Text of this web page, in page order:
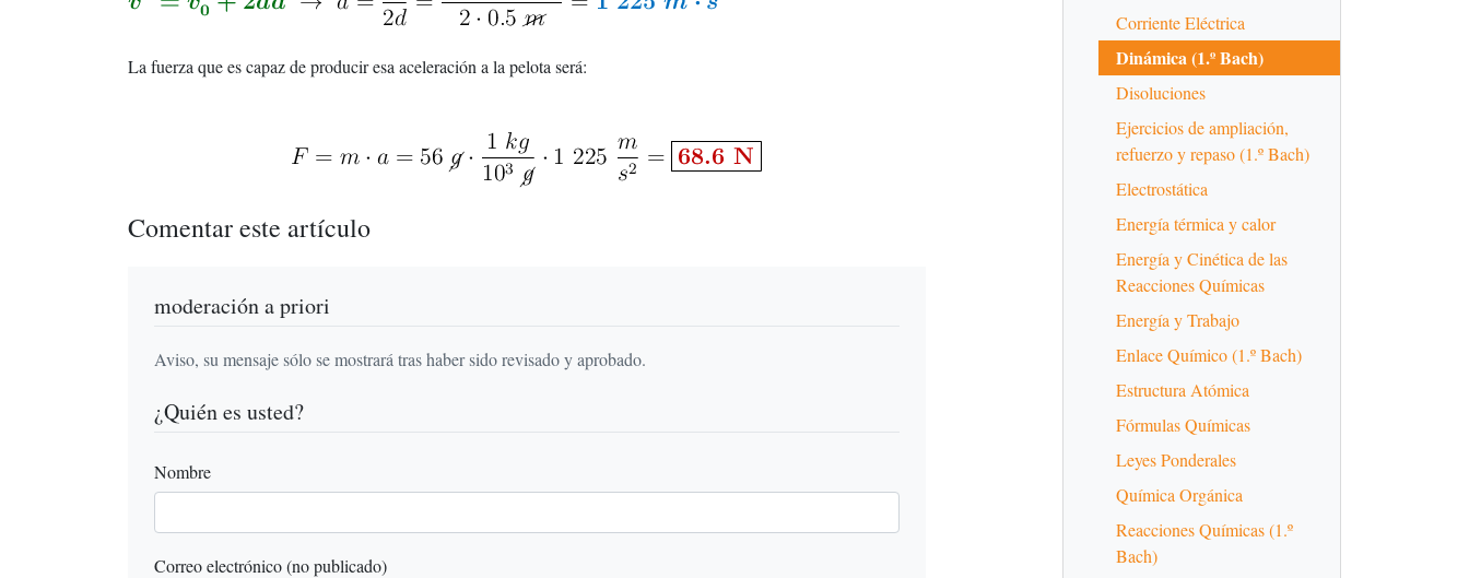
La fuerza que es capaz de producir esa aceleración a la pelota será:
Comentar este artículo
moderación a priori
Aviso, su mensaje sólo se mostrará tras haber sido revisado y aprobado.
¿Quién es usted?
Nombre
Correo electrónico (no publicado)
Corriente Eléctrica
Dinámica (1.º Bach)
Disoluciones
Ejercicios de ampliación,
refuerzo y repaso (1.º Bach)
Electrostática
Energía térmica y calor
Energía y Cinética de las
Reacciones Químicas
Energía y Trabajo
Enlace Químico (1.º Bach)
Estructura Atómica
Fórmulas Químicas
Leyes Ponderales
Química Orgánica
Reacciones Químicas (1.º
Bach)